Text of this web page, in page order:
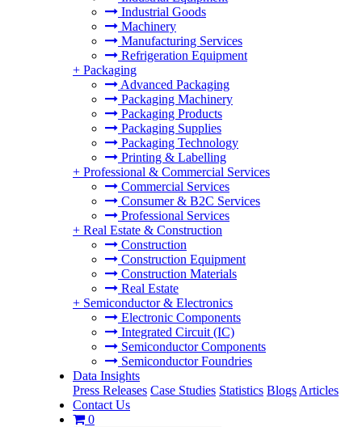
Industrial Goods
Machinery
Manufacturing Services
Refrigeration Equipment
+ Packaging
Advanced Packaging
Packaging Machinery
Packaging Products
Packaging Supplies
Packaging Technology
Printing & Labelling
+ Professional & Commercial Services
Commercial Services
Consumer & B2C Services
Professional Services
+ Real Estate & Construction
Construction
Construction Equipment
Construction Materials
Real Estate
+ Semiconductor & Electronics
Electronic Components
Integrated Circuit (IC)
Semiconductor Components
Semiconductor Foundries
Data Insights
Press Releases Case Studies Statistics Blogs Articles
Contact Us
0